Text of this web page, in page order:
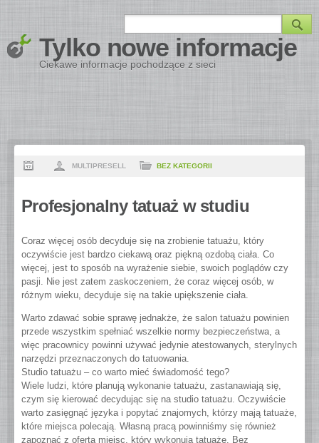
Tylko nowe informacje
Ciekawe informacje pochodzące z sieci
MULTIPRESELL BEZ KATEGORII
Profesjonalny tatuaż w studiu
Coraz więcej osób decyduje się na zrobienie tatuażu, który
oczywiście jest bardzo ciekawą oraz piękną ozdobą ciała. Co
więcej, jest to sposób na wyrażenie siebie, swoich poglądów czy
pasji. Nie jest zatem zaskoczeniem, że coraz więcej osób, w
różnym wieku, decyduje się na takie upiększenie ciała.
Warto zdawać sobie sprawę jednakże, że salon tatuażu powinien
przede wszystkim spełniać wszelkie normy bezpieczeństwa, a
więc pracownicy powinni używać jedynie atestowanych, sterylnych
narzędzi przeznaczonych do tatuowania.
Studio tatuażu – co warto mieć świadomość tego?
Wiele ludzi, które planują wykonanie tatuażu, zastanawiają się,
czym się kierować decydując się na studio tatuażu. Oczywiście
warto zasięgnąć języka i popytać znajomych, którzy mają tatuaże,
które miejsca polecają. Własną pracą powinniśmy się również
zapoznać z ofertą miejsc, który wykonują tatuaże. Bez